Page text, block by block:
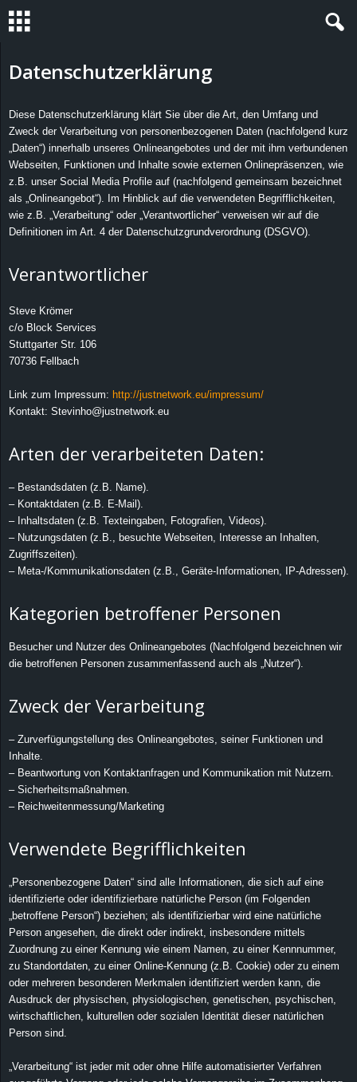
Datenschutzerklärung
Diese Datenschutzerklärung klärt Sie über die Art, den Umfang und
Zweck der Verarbeitung von personenbezogenen Daten (nachfolgend kurz
„Daten“) innerhalb unseres Onlineangebotes und der mit ihm verbundenen
Webseiten, Funktionen und Inhalte sowie externen Onlinepräsenzen, wie
z.B. unser Social Media Profile auf (nachfolgend gemeinsam bezeichnet
als „Onlineangebot“). Im Hinblick auf die verwendeten Begrifflichkeiten,
wie z.B. „Verarbeitung“ oder „Verantwortlicher“ verweisen wir auf die
Definitionen im Art. 4 der Datenschutzgrundverordnung (DSGVO).
Verantwortlicher
Steve Krömer
c/o Block Services
Stuttgarter Str. 106
70736 Fellbach
Link zum Impressum: http://justnetwork.eu/impressum/
Kontakt: Stevinho@justnetwork.eu
Arten der verarbeiteten Daten:
– Bestandsdaten (z.B. Name).
– Kontaktdaten (z.B. E-Mail).
– Inhaltsdaten (z.B. Texteingaben, Fotografien, Videos).
– Nutzungsdaten (z.B., besuchte Webseiten, Interesse an Inhalten,
Zugriffszeiten).
– Meta-/Kommunikationsdaten (z.B., Geräte-Informationen, IP-Adressen).
Kategorien betroffener Personen
Besucher und Nutzer des Onlineangebotes (Nachfolgend bezeichnen wir
die betroffenen Personen zusammenfassend auch als „Nutzer“).
Zweck der Verarbeitung
– Zurverfügungstellung des Onlineangebotes, seiner Funktionen und
Inhalte.
– Beantwortung von Kontaktanfragen und Kommunikation mit Nutzern.
– Sicherheitsmaßnahmen.
– Reichweitenmessung/Marketing
Verwendete Begrifflichkeiten
„Personenbezogene Daten“ sind alle Informationen, die sich auf eine
identifizierte oder identifizierbare natürliche Person (im Folgenden
„betroffene Person“) beziehen; als identifizierbar wird eine natürliche
Person angesehen, die direkt oder indirekt, insbesondere mittels
Zuordnung zu einer Kennung wie einem Namen, zu einer Kennnummer,
zu Standortdaten, zu einer Online-Kennung (z.B. Cookie) oder zu einem
oder mehreren besonderen Merkmalen identifiziert werden kann, die
Ausdruck der physischen, physiologischen, genetischen, psychischen,
wirtschaftlichen, kulturellen oder sozialen Identität dieser natürlichen
Person sind.
„Verarbeitung“ ist jeder mit oder ohne Hilfe automatisierter Verfahren